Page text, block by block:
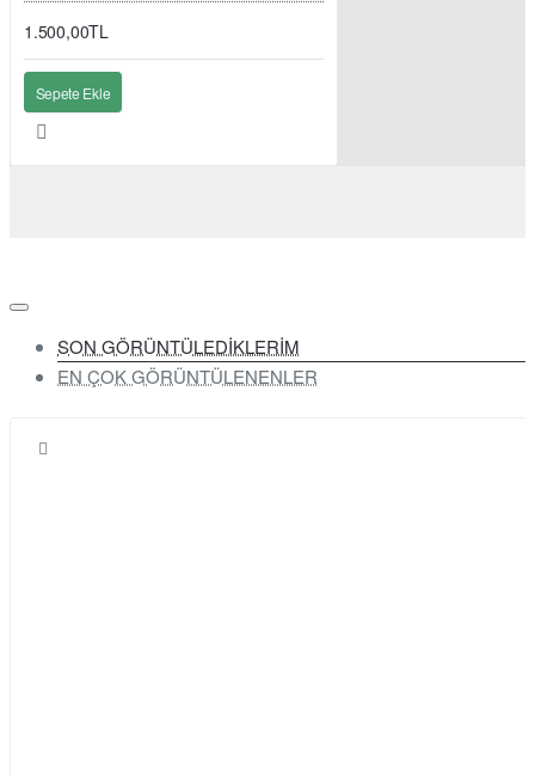
1.500,00TL
Sepete Ekle
SON GÖRÜNTÜLEDİKLERİM
EN ÇOK GÖRÜNTÜLENENLER